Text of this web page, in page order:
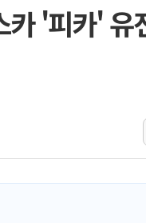
여권 내
[단독] "
BGF리
휴젤, 매
카 '피카' 유